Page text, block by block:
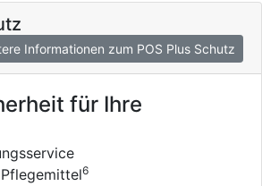
Informationen zum POS Plus Schutz
für Ihre
6